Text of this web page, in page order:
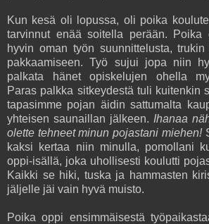
Kun kesä oli lopussa, oli poika
tarvinnut enää soitella perään. Poika
hyvin oman työn suunnittelusta,
pakkaamiseen. Työ sujui jopa niin
palkata hänet opiskelujen ohella
Paras palkka sitkeydestä tuli kuitenkin
tapasimme pojan äidin sattumalta
yhteisen saunaillan jälkeen. Ihanaa
olette tehneet minun pojastani miehen!
kaksi kertaa niin minulla, pomollani
oppi-isällä, joka uhollisesti koulutti
Kaikki se hiki, tuska ja hammasten
jäljelle jäi vain hyvä muisto.
Poika oppi ensimmäisestä